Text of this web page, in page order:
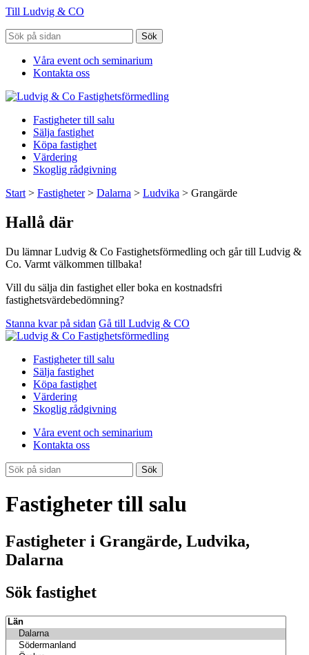
Till Ludvig & CO
Sök
Våra event och seminarium
Kontakta oss
Fastigheter till salu
Sälja fastighet
Köpa fastighet
Värdering
Skoglig rådgivning
Start > Fastigheter> Dalarna > Ludvika > Grangärde
Hallå där
Du lämnar Ludvig & Co Fastighetsförmedling och går till Ludvig &
Co. Varmt välkommen tillbaka!
Vill du sälja din fastighet eller boka en kostnadsfri
fastighetsvärdebedömning?
Stanna kvar på sidan Gå till Ludvig & CO
Fastigheter till salu
Sälja fastighet
Köpa fastighet
Värdering
Skoglig rådgivning
Våra event och seminarium
Kontakta oss
Sök
Fastigheter till salu
Fastigheter i Grangärde, Ludvika,
Dalarna
Sök fastighet